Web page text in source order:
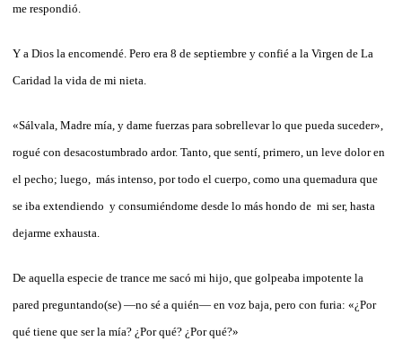
me respondió.
Y a Dios la encomendé. Pero era 8 de septiembre y confié a la Virgen de La
Caridad la vida de mi nieta.
«Sálvala, Madre mía, y dame fuerzas para sobrellevar lo que pueda suceder»,
rogué con desacostumbrado ardor. Tanto, que sentí, primero, un leve dolor en
el pecho; luego, más intenso, por todo el cuerpo, como una quemadura que
se iba extendiendo y consumiéndome desde lo más hondo de mi ser, hasta
dejarme exhausta.
De aquella especie de trance me sacó mi hijo, que golpeaba impotente la
pared preguntando(se) —no sé a quién— en voz baja, pero con furia: «¿Por
qué tiene que ser la mía? ¿Por qué? ¿Por qué?»